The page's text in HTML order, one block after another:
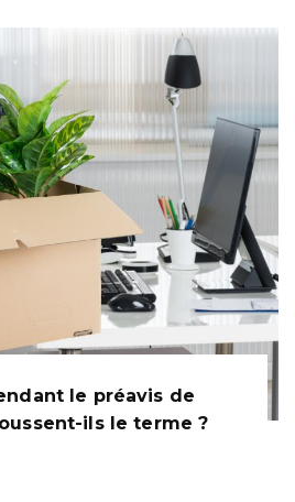
le préavis de
ils le terme ?